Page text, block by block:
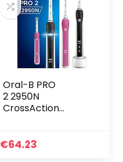
Oral-B PRO
2 2950N
CrossAction
€64.23